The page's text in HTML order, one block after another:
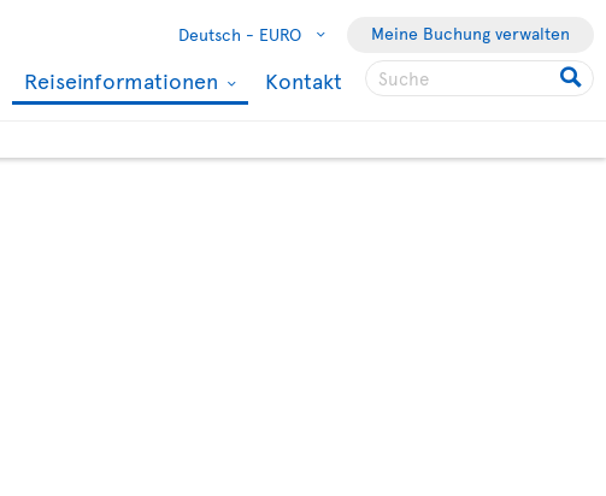
Deutsch - EURO Meine Buchung verwalten
Reiseinformationen Kontakt